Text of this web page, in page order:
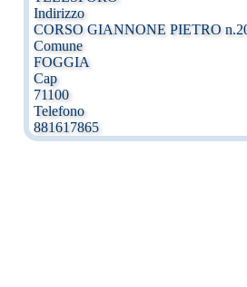
Indirizzo
CORSO GIANNONE PIETRO
Comune
FOGGIA
Cap
71100
Telefono
881617865